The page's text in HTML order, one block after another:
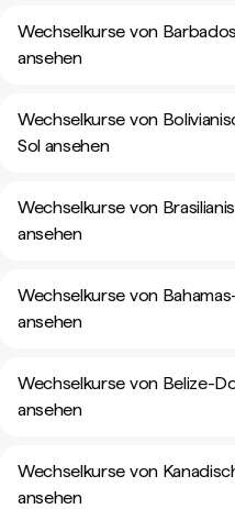
Wechselkurse von
ansehen
Wechselkurse von
Sol ansehen
Wechselkurse von
ansehen
Wechselkurse von
ansehen
Wechselkurse von Belize-
ansehen
Wechselkurse von
ansehen